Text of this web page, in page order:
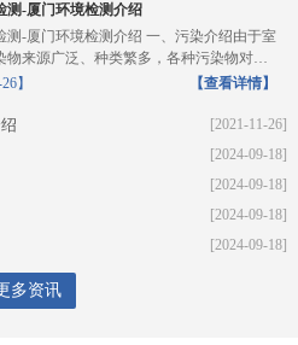
测-厦门环境检测介绍
测-厦门环境检测介绍 一、污染介绍由于室
物来源广泛、种类繁多，各种污染物对人
】 【查看详情】
[2021-11-26]
[2024-09-18]
[2024-09-18]
[2024-09-18]
[2024-09-18]
多资讯